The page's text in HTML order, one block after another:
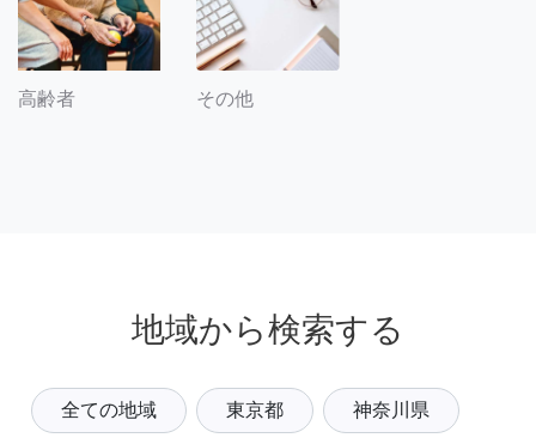
高齢者 その他
地域から検索する
全ての地域 東京都 神奈川県